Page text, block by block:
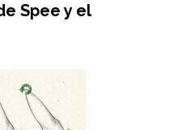
Spee y el